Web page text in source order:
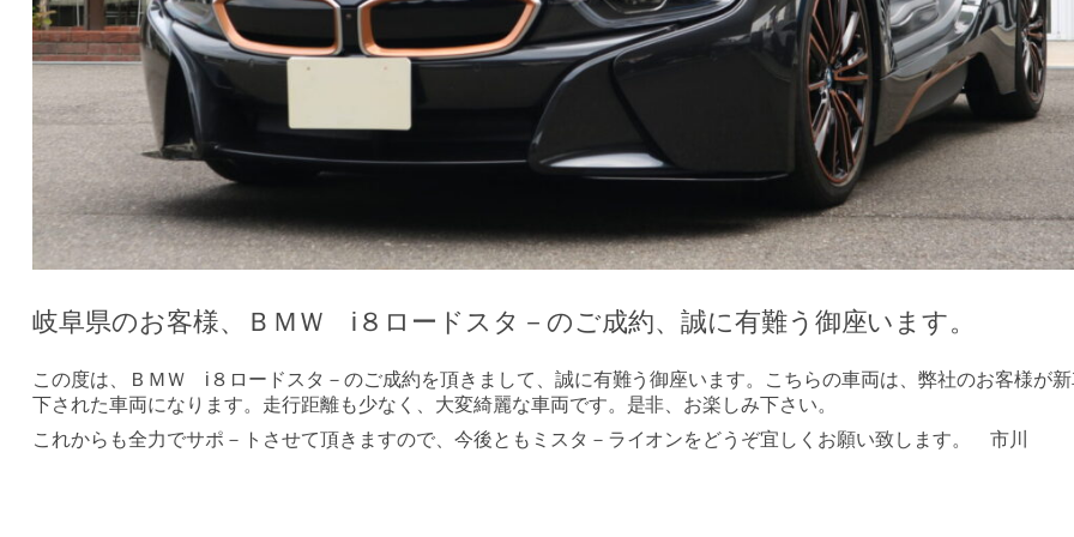
岐阜県のお客様、ＢＭＷ i８ロードスタ－のご成約、誠に有難う御座います。
この度は、ＢＭＷ i８ロードスタ－のご成約を頂きまして、誠に有難う御座います。こちらの車両は、弊社のお客様が
下された車両になります。走行距離も少なく、大変綺麗な車両です。是非、お楽しみ下さい。
これからも全力でサポ－トさせて頂きますので、今後ともミスタ－ライオンをどうぞ宜しくお願い致します。 市川